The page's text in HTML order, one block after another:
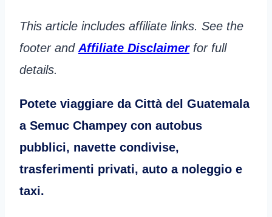
This article includes affiliate links. See the
footer and Affiliate Disclaimerfor full
details.
Potete viaggiare da Città del Guatemala
a Semuc Champey con autobus
pubblici, navette condivise,
trasferimenti privati, auto a noleggio e
taxi.